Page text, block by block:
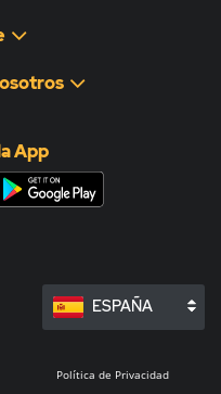
App
ESPAÑA
Política de Privacidad